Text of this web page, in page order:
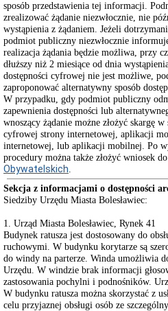
Protokoły
z
sesji
Rady
Miasta
Protokoły
z
posiedzeń
Komisji
Rady
Miasta
Rejestr
interpelacji
i
wniosków
Sprawozdania
z
uchwał
Rady
Miasta
Bolesławiec
Obwieszczenia
Rady
Miasta
Bolesławiec
sposób przedstawienia tej informacji.
zrealizować żądanie niezwłocznie, nie
wystąpienia z żądaniem. Jeżeli
podmiot publiczny niezwłocznie
realizacja żądania będzie możliwa, przy
dłuższy niż 2 miesiące od dnia
dostępności cyfrowej nie jest możliwe,
zaproponować alternatywny sposób
W przypadku, gdy podmiot publiczny
zapewnienia dostępności lub
wnoszący żądanie możne złożyć skargę
cyfrowej strony internetowej, aplikacji
internetowej, lub aplikacji mobilnej. Po
procedury można także złożyć wniosek do
Obywatelskich.
Sekcja z informacjami o dostępności
Siedziby Urzędu Miasta Bolesławiec:
1. Urząd Miasta Bolesławiec, Rynek 41
Budynek ratusza jest dostosowany do
ruchowymi. W budynku korytarze są
do windy na parterze. Winda umożliwia
Urzędu. W windzie brak informacji
zastosowania pochylni i podnośników.
W budynku ratusza można skorzystać z
celu przyjaznej obsługi osób ze